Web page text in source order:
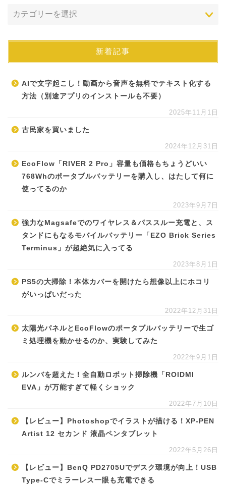
新着記事
AIで文字起こし！動画から音声を無料でテキスト化する
方法（別途アプリのインストールも不要）
2025年11月1日
古民家を買いました
2024年12月31日
EcoFlow「RIVER 2 Pro」容量も価格もちょうどいい
768Whのポータブルバッテリーを購入し、はたして何に
使ってるのか
2023年9月7日
強力なMagsafeでのワイヤレス＆パススルー充電と、ス
タンドにもなるモバイルバッテリー「EZO Brick Series
Terminus」が超絶気に入ってる
2023年8月1日
PS5の大掃除！本体カバーを開けたら想像以上にホコリ
がいっぱいだった
2022年12月31日
太陽光パネルとEcoFlowのポータブルバッテリーで生ゴ
ミ処理機を動かせるのか、実験してみた
2022年9月1日
ルンバを超えた！全自動ロボット掃除機「ROIDMI
EVA」が万能すぎて軽くショック
2022年7月10日
【レビュー】Photoshopでイラストが描ける！XP-PEN
Artist 12 セカンド 液晶ペンタブレット
2022年5月26日
【レビュー】BenQ PD2705Uでデスク環境が向上！USB
Type-Cでミラーレス一眼も充電できる